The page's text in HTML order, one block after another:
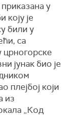
у
је
били у
са
црногорске
јунак био је
плејбој који
из
„Код